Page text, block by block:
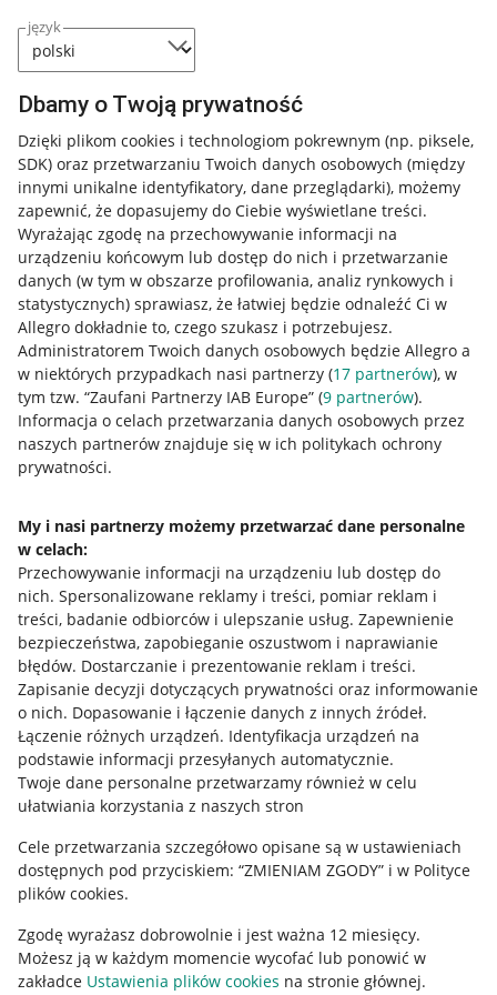
język
Dbamy o Twoją prywatność
Dzięki plikom cookies i technologiom pokrewnym (np. piksele,
SDK) oraz przetwarzaniu Twoich danych osobowych (między
innymi unikalne identyfikatory, dane przeglądarki), możemy
zapewnić, że dopasujemy do Ciebie wyświetlane treści.
Wyrażając zgodę na przechowywanie informacji na
urządzeniu końcowym lub dostęp do nich i przetwarzanie
danych (w tym w obszarze profilowania, analiz rynkowych i
statystycznych) sprawiasz, że łatwiej będzie odnaleźć Ci w
Allegro dokładnie to, czego szukasz i potrzebujesz.
Administratorem Twoich danych osobowych będzie Allegro a
w niektórych przypadkach nasi partnerzy (17 partnerów), w
tym tzw. “Zaufani Partnerzy IAB Europe” (9 partnerów).
Informacja o celach przetwarzania danych osobowych przez
naszych partnerów znajduje się w ich politykach ochrony
prywatności.
My i nasi partnerzy możemy przetwarzać dane personalne
w celach:
Przechowywanie informacji na urządzeniu lub dostęp do
nich. Spersonalizowane reklamy i treści, pomiar reklam i
treści, badanie odbiorców i ulepszanie usług. Zapewnienie
bezpieczeństwa, zapobieganie oszustwom i naprawianie
błędów. Dostarczanie i prezentowanie reklam i treści.
Zapisanie decyzji dotyczących prywatności oraz informowanie
o nich. Dopasowanie i łączenie danych z innych źródeł.
Łączenie różnych urządzeń. Identyfikacja urządzeń na
podstawie informacji przesyłanych automatycznie.
Twoje dane personalne przetwarzamy również w celu
ułatwiania korzystania z naszych stron
Cele przetwarzania szczegółowo opisane są w ustawieniach
dostępnych pod przyciskiem: “ZMIENIAM ZGODY” i w Polityce
plików cookies.
Zgodę wyrażasz dobrowolnie i jest ważna 12 miesięcy.
Możesz ją w każdym momencie wycofać lub ponowić w
zakładce Ustawienia plików cookies na stronie głównej.
Przydatne informacje
Jak to działa
Allegro Gadane dla sprzedających
Allegro Gadane dla kupujących
Mapa miejscowości
Informacje prawne
Regulamin
Polityka plików "cookies"
Ustawienia plików "cookies"
Udostępnianie lokalizacji
Informacje dla Aktu o Usługach Cyfrowych
Pobierz aplikację